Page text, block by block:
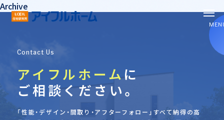
コンセプト
Archive
Contact Us
アイフルホーム に
ご相談ください。
「性能・デザイン・間取り・アフターフォロー」すべて納得の高